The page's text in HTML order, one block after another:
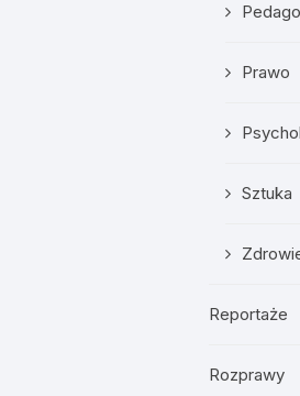
Prawo
Sztuka
Reportaże
Rozprawy